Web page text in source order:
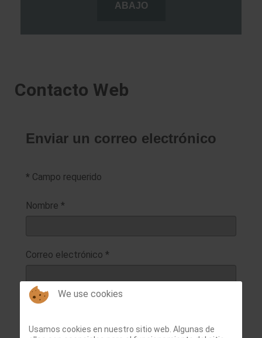
ABAJO
Contacto Web
Enviar un correo electrónico
* Campo requerido
Nombre *
Correo electrónico *
Asunto
We use cookies
Usamos cookies en nuestro sitio web. Algunas de